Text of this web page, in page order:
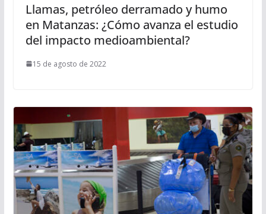
Llamas, petróleo derramado y humo
en Matanzas: ¿Cómo avanza el estudio
del impacto medioambiental?
15 de agosto de 2022